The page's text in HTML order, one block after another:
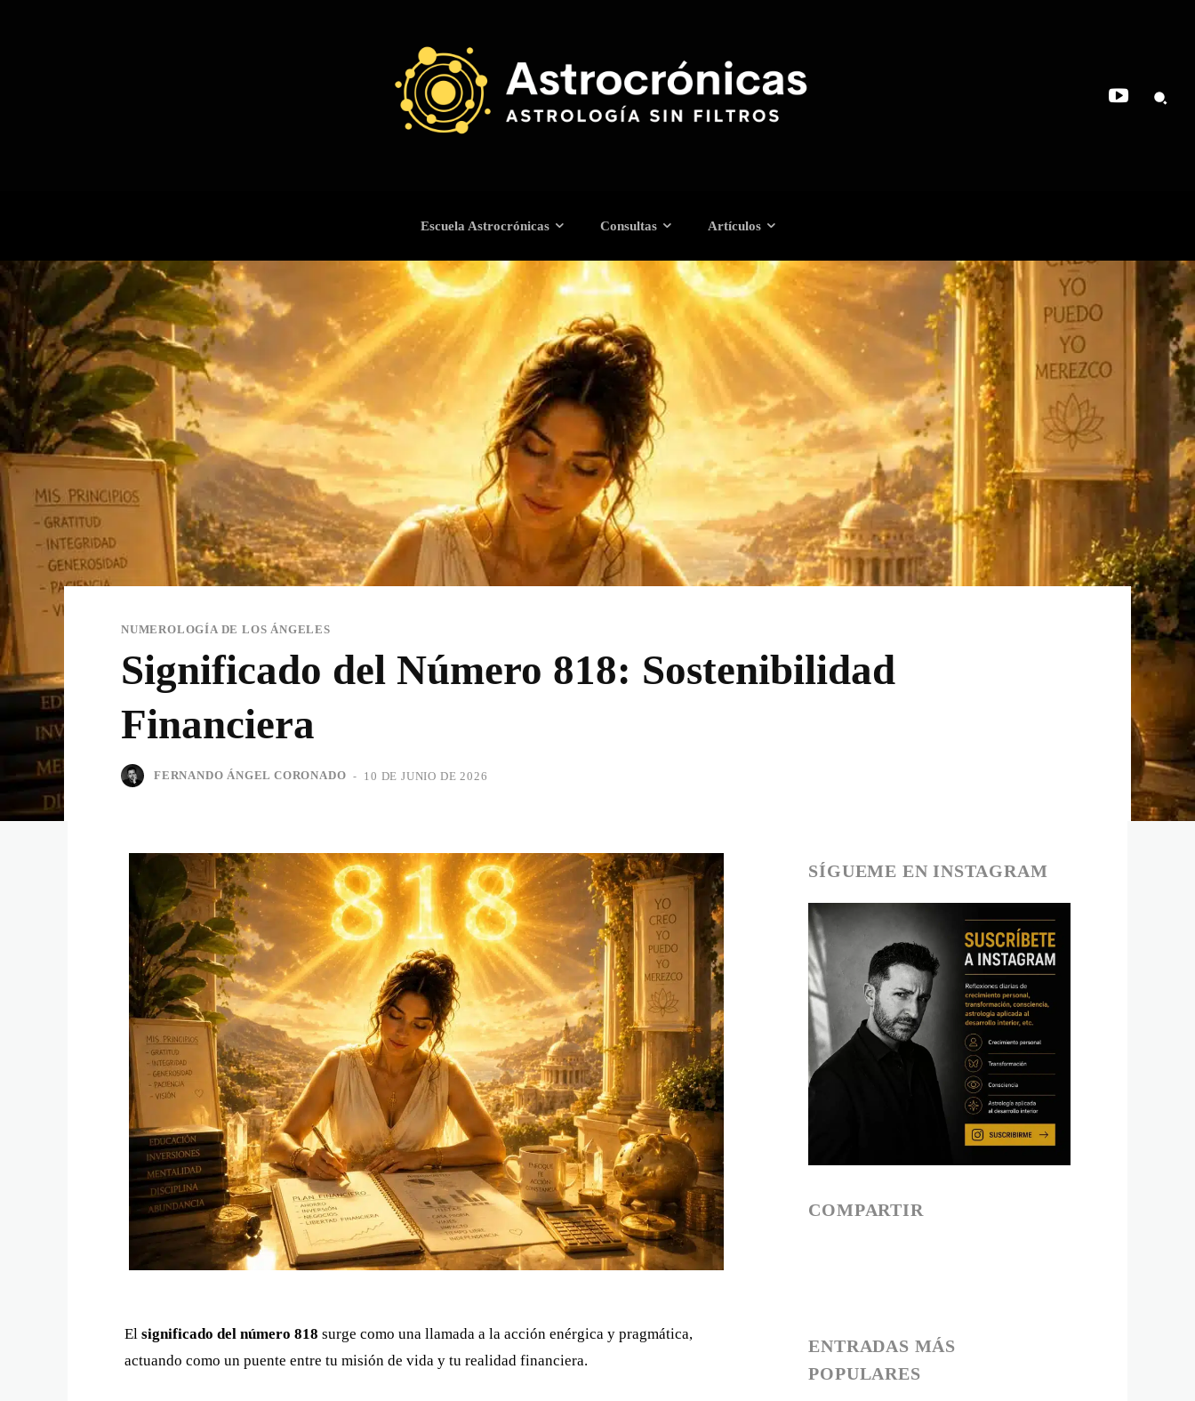
Escuela Astrocrónicas Consultas Artículos
NUMEROLOGÍA DE LOS ÁNGELES
Significado del Número 818: Sostenibilidad
Financiera
FERNANDO ÁNGEL CORONADO - 10 DE JUNIO DE 2026
El significado del número 818 surge como una llamada a la acción enérgica y pragmática,
actuando como un puente entre tu misión de vida y tu realidad financiera.
SÍGUEME EN INSTAGRAM
COMPARTIR
ENTRADAS MÁS
POPULARES